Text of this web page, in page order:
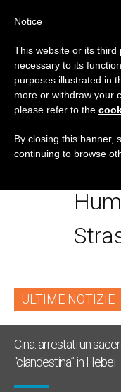
TAG
ULTIME NOTIZIE
Cina: arrestati un
“clandestina” in Hebei
Notice
This website or its third
necessary to its
purposes illustrated in
more or withdraw your
please refer to the
By closing this banner,
continuing to browse